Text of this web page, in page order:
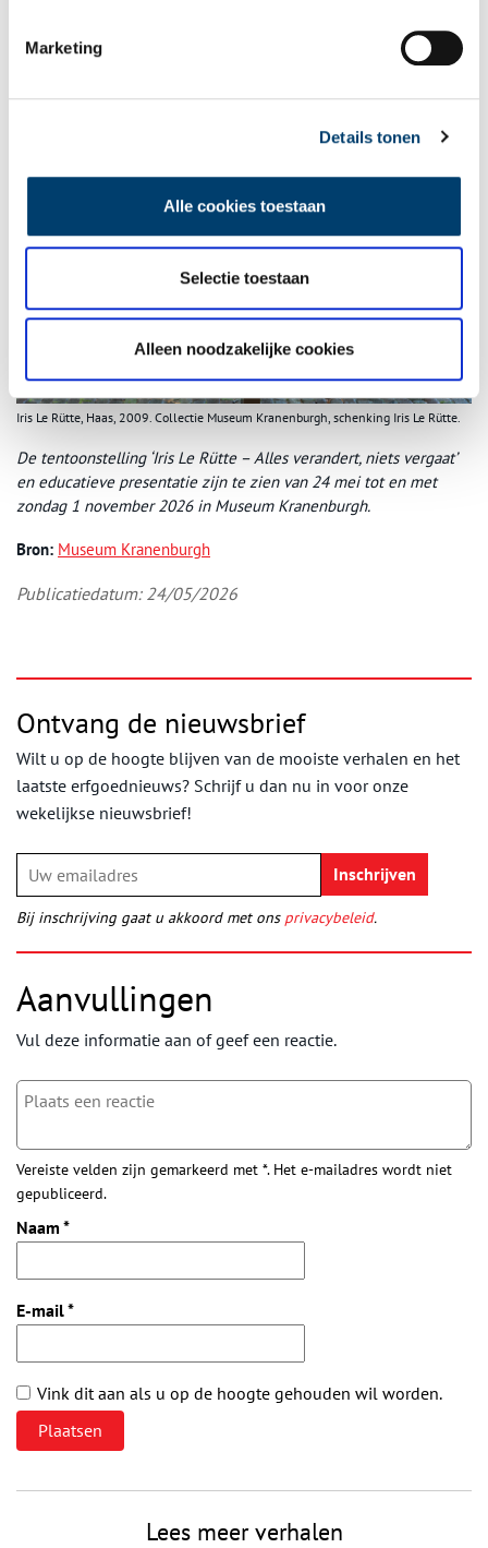
Marketing
Details tonen
Alle cookies toestaan
Selectie toestaan
Alleen noodzakelijke cookies
Zee, Singer Laren) en groepstentoonstellingen. Van haar hand
Iris Le Rütte, Haas, 2009. Collectie Museum Kranenburgh, schenking Iris Le Rütte.
De tentoonstelling ‘Iris Le Rütte – Alles verandert, niets vergaat’
en educatieve presentatie zijn te zien van 24 mei tot en met
zondag 1 november 2026 in Museum Kranenburgh.
Bron: Museum Kranenburgh
Publicatiedatum: 24/05/2026
Ontvang de nieuwsbrief
Wilt u op de hoogte blijven van de mooiste verhalen en het
laatste erfgoednieuws? Schrijf u dan nu in voor onze
wekelijkse nieuwsbrief!
Bij inschrijving gaat u akkoord met ons privacybeleid.
Aanvullingen
Vul deze informatie aan of geef een reactie.
Vereiste velden zijn gemarkeerd met *. Het e-mailadres wordt niet
gepubliceerd.
Naam *
E-mail*
Vink dit aan als u op de hoogte gehouden wil worden.
Lees meer verhalen